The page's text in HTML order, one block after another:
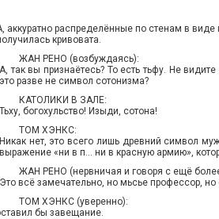
распределённые по стенам в виде
кривовата.
ЖАН РЕНО (возбуждаясь):
А, так вы признаётесь? То есть тьфу. Не
это разве не символ сотонизма?
КАТОЛИКИ В ЗАЛЕ:
Тьху, богохульство! Изыди, сотона!
ТОМ ХЭНКС:
Никак нет, это всего лишь древний символ
выражение «ни в п… ни в красную армию»,
ЖАН РЕНО (нервничая и говоря с ещё
Это всё замечательно, но мьсье профессор,
ТОМ ХЭНКС (уверенно):
бы завещание.